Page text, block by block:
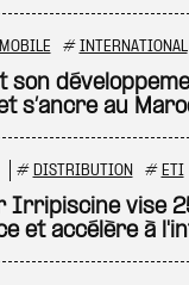
# INTERNATIONAL
son
s’ancre au
# DISTRIBUTION # ETI
Irripiscine vise
et accélère à